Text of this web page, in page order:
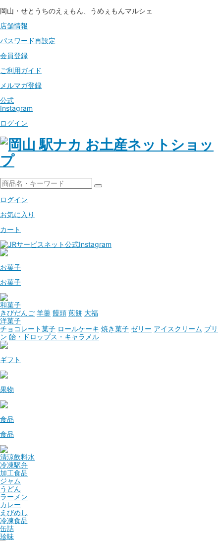
岡山・せとうちのえぇもん、うめぇもんマルシェ
店舗情報
パスワード再設定
会員登録
ご利用ガイド
メルマガ登録
公式
Instagram
ログイン
ログイン
お気に入り
カート
お菓子
お菓子
和菓子
きびだんご 羊羹 饅頭 煎餅 大福
洋菓子
チョコレート菓子 ロールケーキ 焼き菓子 ゼリー アイスクリーム プリ
ン 飴・ドロップス・キャラメル
ギフト
果物
食品
食品
清涼飲料水
冷凍駅弁
加工食品
ジャム
うどん
ラーメン
カレー
えびめし
冷凍食品
缶詰
珍味